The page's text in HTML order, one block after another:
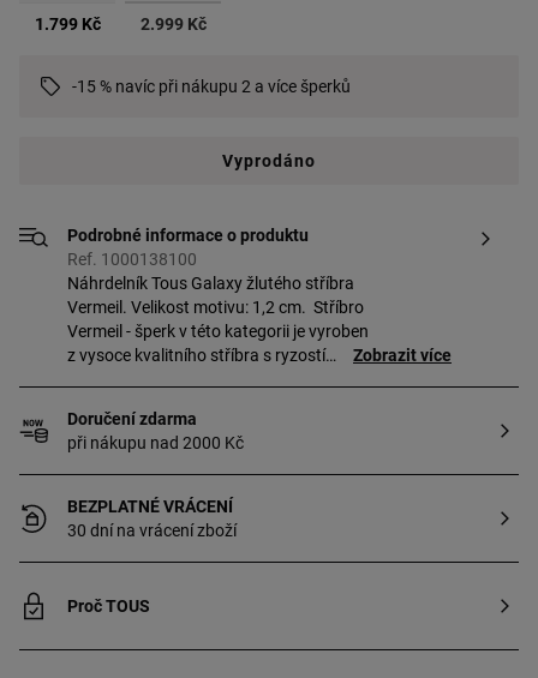
1.799 Kč vybrané
2.999 Kč
-15 % navíc při nákupu 2 a více šperků
Vyprodáno
Podrobné informace o produktu
Ref. 1000138100
Náhrdelník Tous Galaxy žlutého stříbra
Vermeil. Velikost motivu: 1,2 cm. Stříbro
Vermeil - šperk v této kategorii je vyroben
z vysoce kvalitního stříbra s ryzostí
Zobrazit více
Doručení zdarma
při nákupu nad 2000 Kč
BEZPLATNÉ VRÁCENÍ
30 dní na vrácení zboží
Proč TOUS